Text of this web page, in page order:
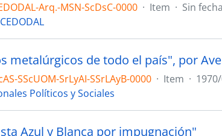
Arq.-MSN-ScDsC-0000 · Item · Sin fecha
metalúrgicos de todo el país", por
SScUOM-SrLyAI-SSrLAyB-0000 · Item ·
Políticos y Sociales
Azul y Blanca por impugnación"